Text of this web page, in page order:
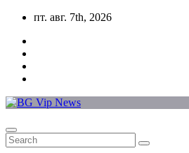
Skip
content
пт. авг. 7th, 2026